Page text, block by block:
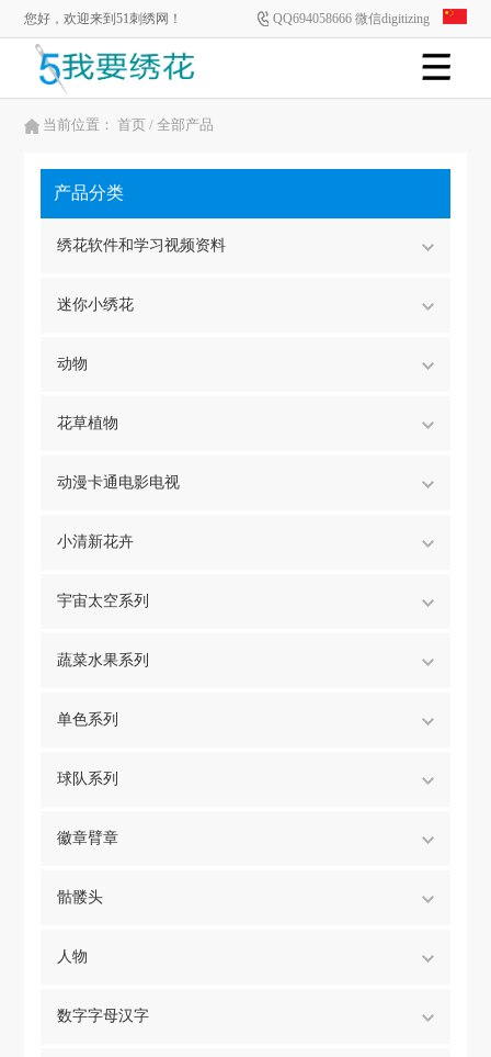
您好，欢迎来到51刺绣网！ QQ694058666 微信digitizing
当前位置：首页 / 全部产品
产品分类
绣花软件和学习视频资料
迷你小绣花
动物
花草植物
动漫卡通电影电视
小清新花卉
宇宙太空系列
蔬菜水果系列
单色系列
球队系列
徽章臂章
骷髅头
人物
数字字母汉字